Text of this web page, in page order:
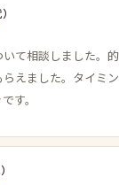
）
て相談しました。
らえました。タイミ
す。
）